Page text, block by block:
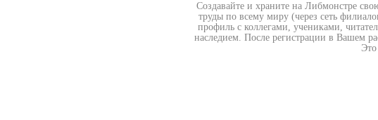
Создавайте и храните на Либмонстре
труды по всему миру (через сеть
профиль с коллегами, учениками,
наследием. После регистрации в Вашем
Это